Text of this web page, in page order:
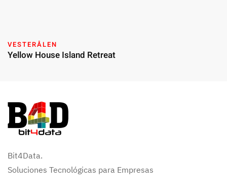
VESTERÅLEN
Yellow House Island Retreat
Bit4Data.
Soluciones Tecnológicas para Empresas